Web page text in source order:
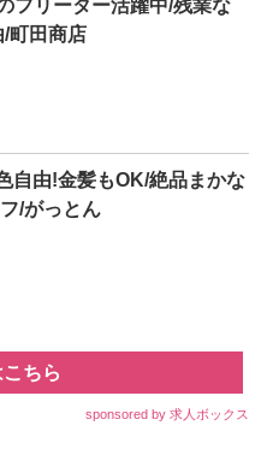
フリーター活躍中/残業な
/町田商店
自由!金髪もOK/絶品まかな
/がっとん
ちら
sponsored by 求人ボックス